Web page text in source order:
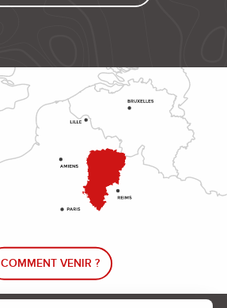
COMMENT VENIR ?